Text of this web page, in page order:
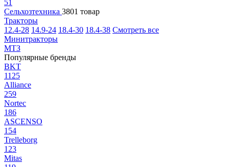
51
Сельхозтехника 3801 товар
Тракторы
12.4-28 14.9-24 18.4-30 18.4-38 Смотреть все
Минитракторы
МТЗ
Популярные бренды
BKT
1125
Alliance
259
Nortec
186
ASCENSO
154
Trelleborg
123
Mitas